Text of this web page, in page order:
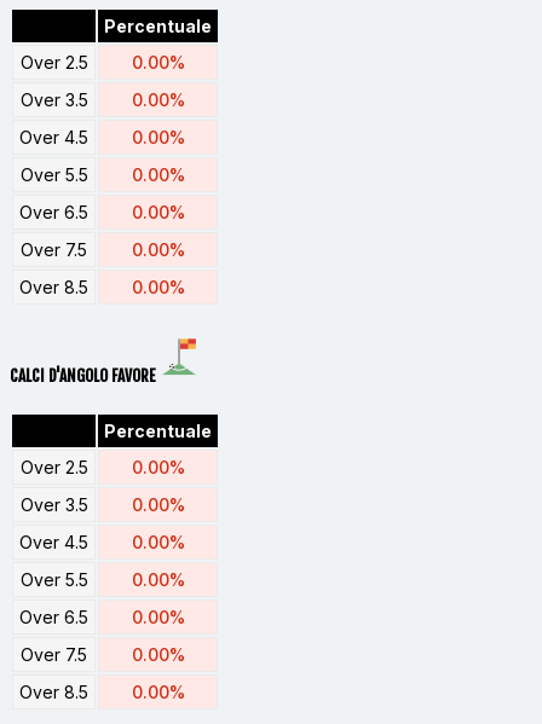
Percentuale
Over 2.5
0.00%
Over 3.5
0.00%
Over 4.5
0.00%
Over 5.5
0.00%
Over 6.5
0.00%
Over 7.5
0.00%
Over 8.5
0.00%
CALCI D'ANGOLO FAVORE
Percentuale
Over 2.5
0.00%
Over 3.5
0.00%
Over 4.5
0.00%
Over 5.5
0.00%
Over 6.5
0.00%
Over 7.5
0.00%
Over 8.5
0.00%